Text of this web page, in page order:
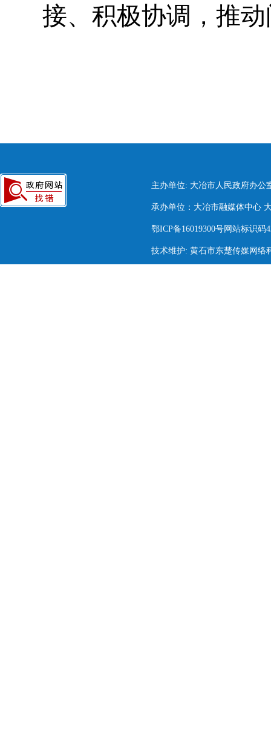
接、积极协调，推
主办单位: 大冶市人民政府办公
承办单位：大冶市融媒体中心
鄂ICP备16019300号网站标识码
技术维护: 黄石市东楚传媒网络